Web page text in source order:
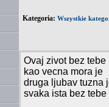
Kategoria: Wszystkie
Ovaj zivot bez tebe
kao vecna mora je
druga ljubav tuzna
svaka ista bez tebe